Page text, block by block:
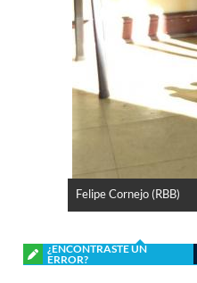
Felipe Cornejo (RBB)
¿ENCONTRASTE UN
ERROR?